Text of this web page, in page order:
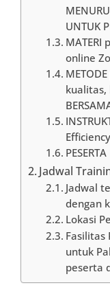
UNTUK
MATERI
online
kualitas,
PESERTA
Jadwal
Jadwal
dengan
Lokasi
Fasilitas
untuk
peserta